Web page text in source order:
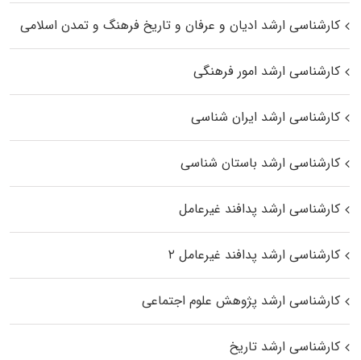
کارشناسی ارشد ادیان و عرفان و تاریخ فرهنگ و تمدن اسلامی
کارشناسی ارشد امور فرهنگی
کارشناسی ارشد ایران شناسی
کارشناسی ارشد باستان شناسی
کارشناسی ارشد پدافند غیرعامل
کارشناسی ارشد پدافند غیرعامل ۲
کارشناسی ارشد پژوهش علوم اجتماعی
کارشناسی ارشد تاریخ